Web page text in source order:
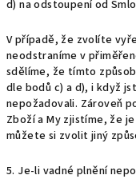
d) na odstoupení od
V případě, že zvolíte
neodstraníme v
sdělíme, že tímto
dle bodů c) a d), i když
nepožadovali. Zároveň
Zboží a My zjistíme, že
můžete si zvolit jiný
5. Je-li vadné plnění